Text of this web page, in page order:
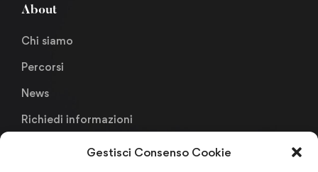
Gestisci Consenso Cookie
About
Chi siamo
Percorsi
News
Richiedi informazioni